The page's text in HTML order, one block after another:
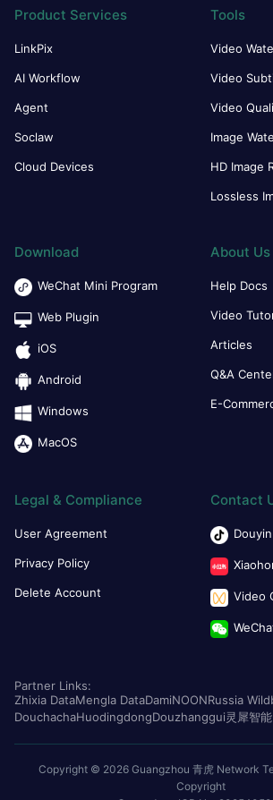
Product Services
LinkPix
AI Workflow
Agent
Soclaw
Cloud Devices
Tools
Video
Video
Video
Image
HD Image
Lossless
Download
WeChat Mini Program
Web Plugin
iOS
Android
Windows
MacOS
About Us
Help Docs
Video
Articles
Q&A
E-
Legal & Compliance
User Agreement
Privacy Policy
Delete Account
Contact
Douyin
Video
Partner Links:
Zhixia DataMengla DataDamiNOONRussia
DouchachaHuodingdongDouzhanggui灵犀智能
Copyright © 2026 Guangzhou 青虎 Network
Copyright